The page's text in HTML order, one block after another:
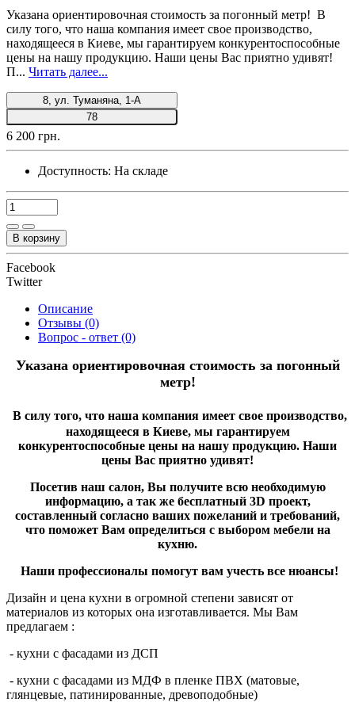
Указана ориентировочная стоимость за погонный метр! В
силу того, что наша компания имеет свое производство,
находящееся в Киеве, мы гарантируем конкурентоспособные
цены на нашу продукцию. Наши цены Вас приятно удивят!
П... Читать далее...
8, ул. Туманяна, 1-А
78
6 200 грн.
Доступность: На складе
В корзину
Facebook
Twitter
Описание
Отзывы (0)
Вопрос - ответ (0)
Указана ориентировочная стоимость за погонный
метр!
В силу того, что наша компания имеет свое производство,
находящееся в Киеве, мы гарантируем
конкурентоспособные цены на нашу продукцию. Наши
цены Вас приятно удивят!
Посетив наш салон, Вы получите всю необходимую
информацию, а так же бесплатный 3D проект,
составленный согласно ваших пожеланий и требований,
что поможет Вам определиться с выбором мебели на
кухню.
Наши профессионалы помогут вам учесть все нюансы!
Дизайн и цена кухни в огромной степени зависят от
материалов из которых она изготавливается. Мы Вам
предлагаем :
- кухни с фасадами из ДСП
- кухни с фасадами из МДФ в пленке ПВХ (матовые,
глянцевые, патинированные, древоподобные)